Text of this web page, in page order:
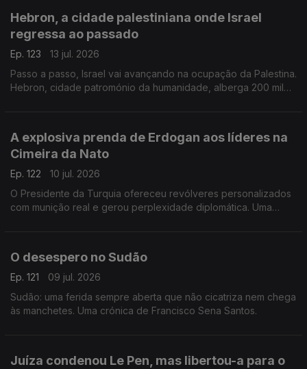
Hebron, a cidade palestiniana onde Israel
regressa ao passado
Ep. 123
13 jul. 2026
Passo a passo, Israel vai avançando na ocupação da Palestina.
Hebron, cidade patromónio da humanidade, alberga 200 mil
A explosiva prenda de Erdogan aos líderes na
Cimeira da Nato
Ep. 122
10 jul. 2026
O Presidente da Turquia ofereceu revólveres personalizados
com munição real e gerou perplexidade diplomática. Uma
O desespero no Sudão
Ep. 121
09 jul. 2026
Sudão: uma ferida sempre aberta que não cicatriza nem chega
às manchetes. Uma crónica de Francisco Sena Santos.
Juíza condenou Le Pen, mas libertou-a para o